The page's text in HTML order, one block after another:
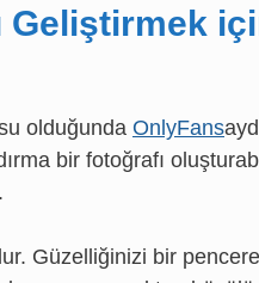
Geliştirmek
olduğunda OnlyFans
bir fotoğrafı
Güzelliğinizi bir